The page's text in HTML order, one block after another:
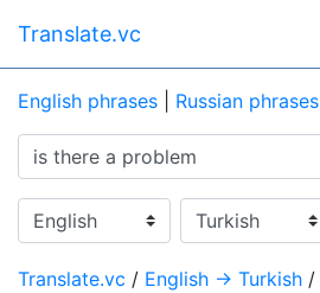
Translate.vc
English phrases Russian phrases
Translate.vc / English → Turkish /